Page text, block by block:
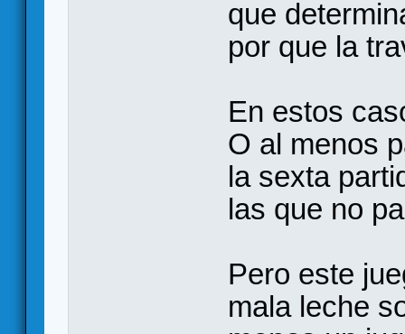
que
por que la
En estos
O al menos
la sexta
las que no
Pero este
mala leche